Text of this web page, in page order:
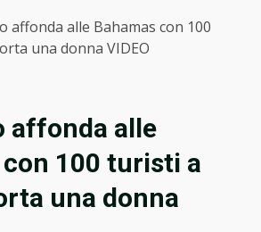
affonda alle Bahamas con 100
una donna VIDEO
affonda alle
con 100 turisti a
una donna